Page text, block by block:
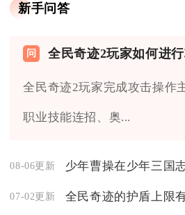
新手问答
全民奇迹2玩家如何进
全民奇迹2玩家完成攻击操作
职业技能连招、奥...
08-06更新
07-02更新